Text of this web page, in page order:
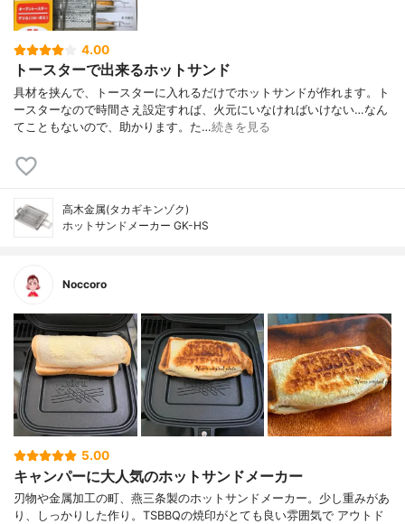
4.00
トースターで出来るホットサンド
具材を挟んで、トースターに入れるだけでホットサンドが作れます。ト
ースターなので時間さえ設定すれば、火元にいなければいけない…なん
てこともないので、助かります。た…続きを見る
高木金属(タカギキンゾク)
ホットサンドメーカー GK-HS
Noccoro
5.00
キャンパーに大人気のホットサンドメーカー
刃物や金属加工の町、燕三条製のホットサンドメーカー。少し重みがあ
り、しっかりした作り。TSBBQの焼印がとても良い雰囲気で アウトド